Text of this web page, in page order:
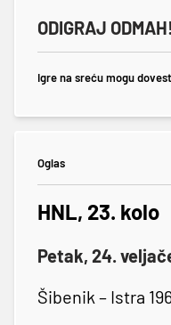
ODIGRAJ ODMAH!
Igre na sreću mogu
Oglas
HNL, 23. kolo
Petak, 24.
Šibenik – Istra